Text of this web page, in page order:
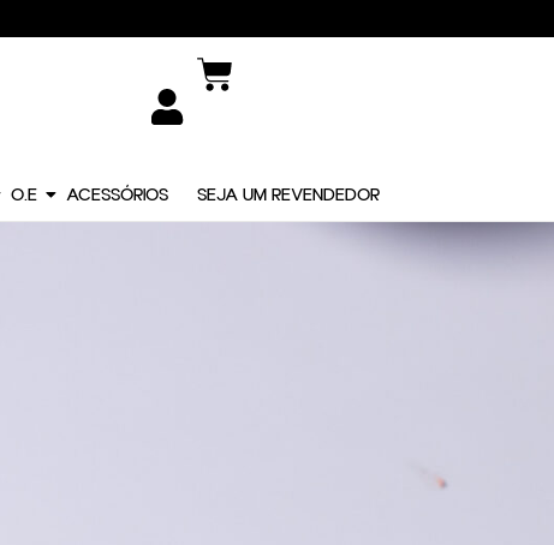
O.E ACESSÓRIOS SEJA UM REVENDEDOR